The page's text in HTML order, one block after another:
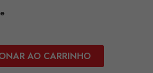
AO CARRINHO